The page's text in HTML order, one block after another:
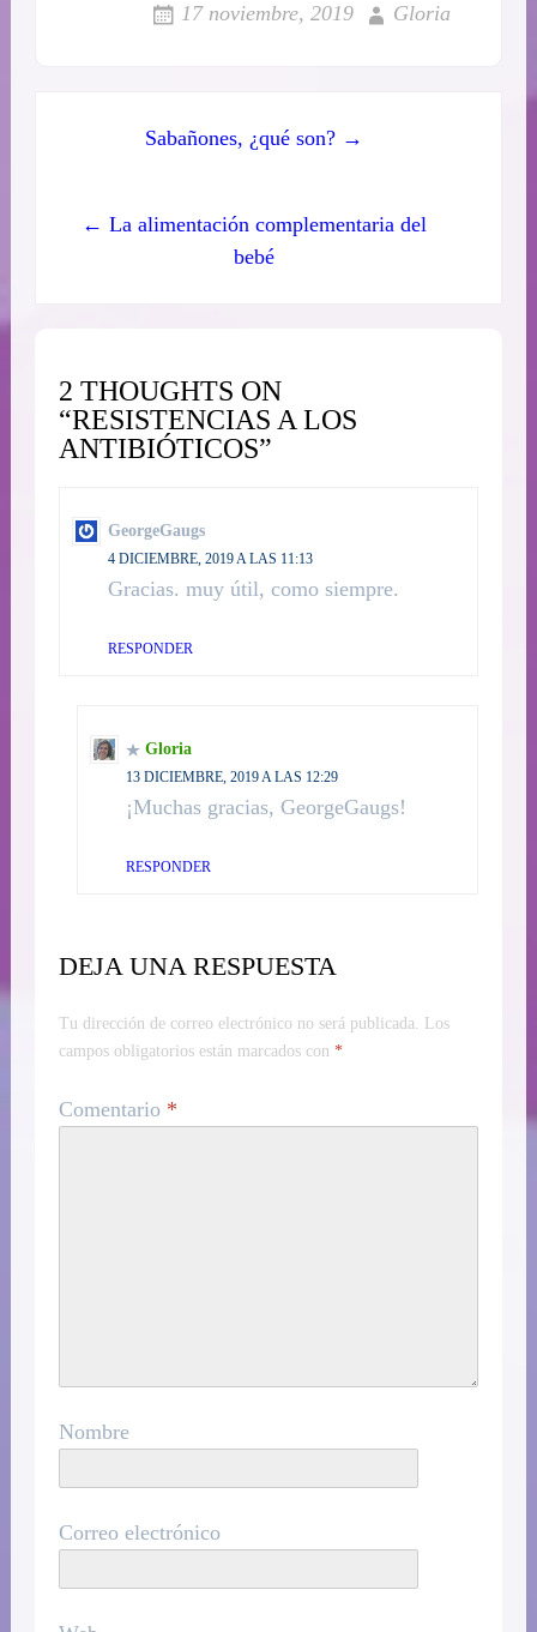
17 noviembre, 2019 Gloria
Sabañones, ¿qué son? →
← La alimentación complementaria del
bebé
2 THOUGHTS ON
“RESISTENCIAS A LOS
ANTIBIÓTICOS”
GeorgeGaugs
4 DICIEMBRE, 2019 A LAS 11:13
Gracias. muy útil, como siempre.
RESPONDER
Gloria
13 DICIEMBRE, 2019 A LAS 12:29
¡Muchas gracias, GeorgeGaugs!
RESPONDER
DEJA UNA RESPUESTA
Tu dirección de correo electrónico no será publicada. Los
campos obligatorios están marcados con *
Comentario *
Nombre
Correo electrónico